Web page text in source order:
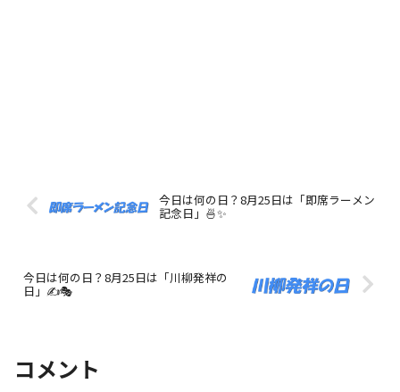
今日は何の日？8月25日は「即席ラーメン
記念日」🍜✨
今日は何の日？8月25日は「川柳発祥の
日」✍️🎭
コメント